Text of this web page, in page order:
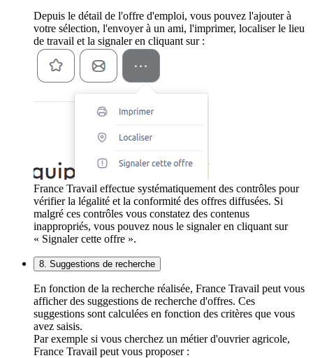
Depuis le détail de l'offre d'emploi, vous pouvez l'ajouter à
votre sélection, l'envoyer à un ami, l'imprimer, localiser le lieu
de travail et la signaler en cliquant sur :
France Travail effectue systématiquement des contrôles pour
vérifier la légalité et la conformité des offres diffusées. Si
malgré ces contrôles vous constatez des contenus
inappropriés, vous pouvez nous le signaler en cliquant sur
« Signaler cette offre ».
8. Suggestions de recherche
En fonction de la recherche réalisée, France Travail peut vous
afficher des suggestions de recherche d'offres. Ces
suggestions sont calculées en fonction des critères que vous
avez saisis.
Par exemple si vous cherchez un métier d'ouvrier agricole,
France Travail peut vous proposer :